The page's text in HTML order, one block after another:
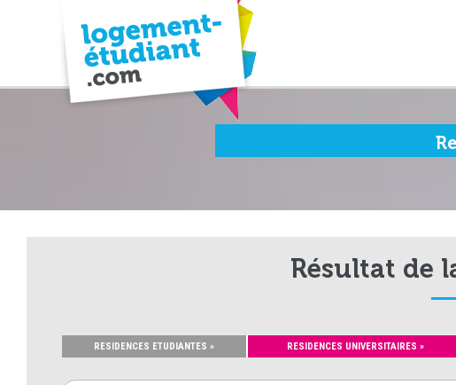
Résultat de
RESIDENCES ETUDIANTES » RESIDENCES UNIVERSITAIRES »